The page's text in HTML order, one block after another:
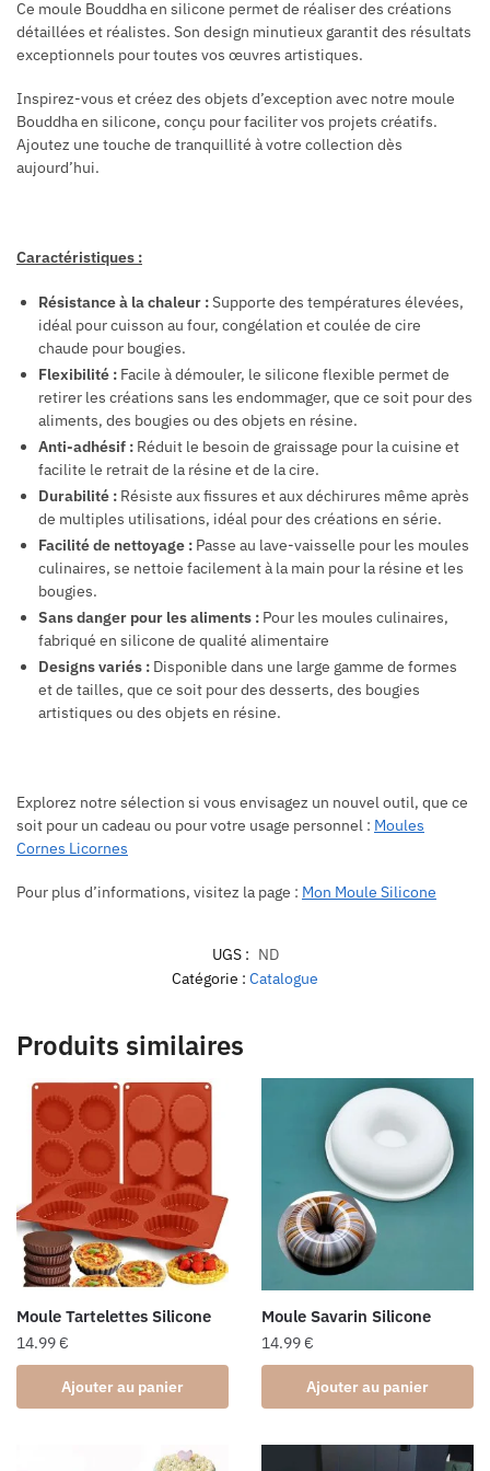
Ce moule Bouddha en silicone permet de réaliser des créations
détaillées et réalistes. Son design minutieux garantit des résultats
exceptionnels pour toutes vos œuvres artistiques.
Inspirez-vous et créez des objets d’exception avec notre moule
Bouddha en silicone, conçu pour faciliter vos projets créatifs.
Ajoutez une touche de tranquillité à votre collection dès
aujourd’hui.
Caractéristiques :
Résistance à la chaleur :Supporte des températures élevées,
idéal pour cuisson au four, congélation et coulée de cire
chaude pour bougies.
Flexibilité : Facile à démouler, le silicone flexible permet de
retirer les créations sans les endommager, que ce soit pour des
aliments, des bougies ou des objets en résine.
Anti-adhésif : Réduit le besoin de graissage pour la cuisine et
facilite le retrait de la résine et de la cire.
Durabilité : Résiste aux fissures et aux déchirures même après
de multiples utilisations, idéal pour des créations en série.
Facilité de nettoyage : Passe au lave-vaisselle pour les moules
culinaires, se nettoie facilement à la main pour la résine et les
bougies.
Sans danger pour les aliments : Pour les moules culinaires,
fabriqué en silicone de qualité alimentaire
Designs variés : Disponible dans une large gamme de formes
et de tailles, que ce soit pour des desserts, des bougies
artistiques ou des objets en résine.
Explorez notre sélection si vous envisagez un nouvel outil, que ce
soit pour un cadeau ou pour votre usage personnel : Moules
Cornes Licornes
Pour plus d’informations, visitez la page : Mon Moule Silicone
UGS : ND
Catégorie : Catalogue
Produits similaires
Moule Tartelettes Silicone
14.99€
Ajouter au panier
Moule Savarin Silicone
14.99€
Ajouter au panier